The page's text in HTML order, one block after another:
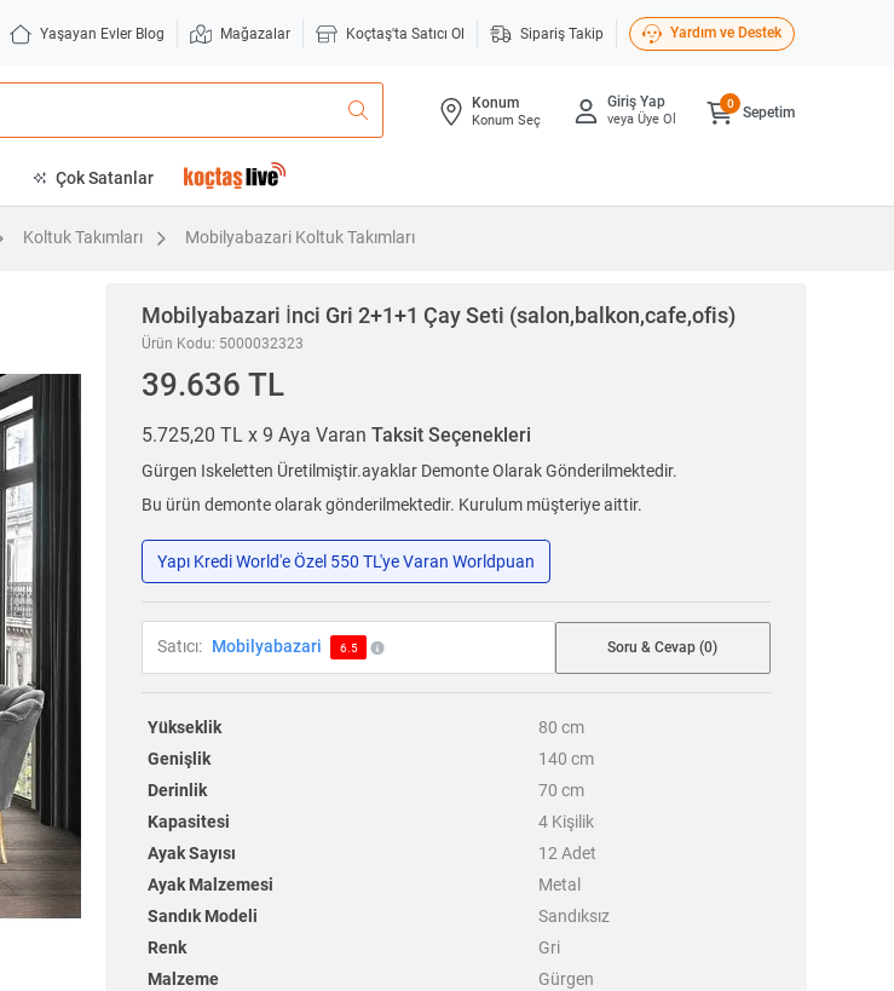
Yaşayan Evler Blog Mağazalar Koçtaş'ta Satıcı Ol Sipariş Takip Yardım ve Destek
Konum
Konum Seç
Giriş Yap
veya Üye Ol Sepetim
0
Çok Satanlar
Koltuk Takımları Mobilyabazari Koltuk Takımları
Mobilyabazari İnci Gri 2+1+1 Çay Seti (salon,balkon,cafe,ofis)
Ürün Kodu: 5000032323
39.636 TL
5.725,20 TL x 9 Aya Varan Taksit Seçenekleri
Gürgen Iskeletten Üretilmiştir.ayaklar Demonte Olarak Gönderilmektedir.
Bu ürün demonte olarak gönderilmektedir. Kurulum müşteriye aittir.
Yapı Kredi World'e Özel 550 TL'ye Varan Worldpuan
Satıcı: Mobilyabazari 6.5 Soru & Cevap (0)
Yükseklik 80 cm
Genişlik
140 cm
Derinlik
70 cm
Kapasitesi
4 Kişilik
Ayak Sayısı
12 Adet
Ayak Malzemesi
Metal
Sandık Modeli
Sandıksız
Renk
Gri
Malzeme
Gürgen